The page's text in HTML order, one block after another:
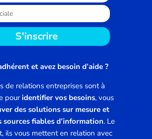
S'inscrire
et avez besoin d’aide ?
de relations entreprises sont à
pouridentifier vos besoins, vous
des solutions sur mesure et
sources fiables d’information. Le
ils vous mettent en relation avec